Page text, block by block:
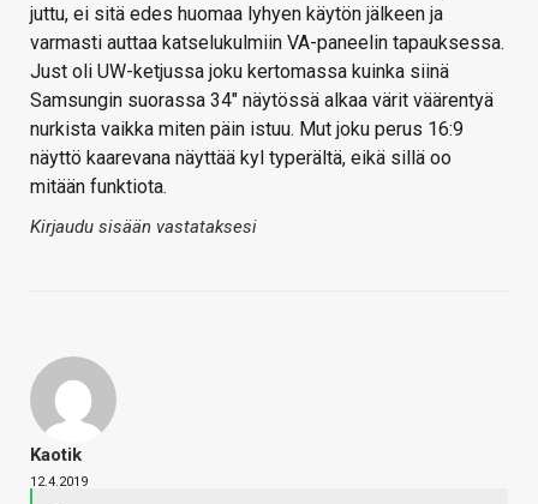
juttu, ei sitä edes huomaa lyhyen käytön jälkeen ja
varmasti auttaa katselukulmiin VA-paneelin tapauksessa.
Just oli UW-ketjussa joku kertomassa kuinka siinä
Samsungin suorassa 34" näytössä alkaa värit väärentyä
nurkista vaikka miten päin istuu. Mut joku perus 16:9
näyttö kaarevana näyttää kyl typerältä, eikä sillä oo
mitään funktiota.
Kirjaudu sisään vastataksesi
Kaotik
12.4.2019